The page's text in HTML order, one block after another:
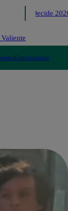
Perú Decide 2026
Espectáculos